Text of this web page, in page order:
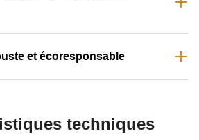
et écoresponsable
techniques